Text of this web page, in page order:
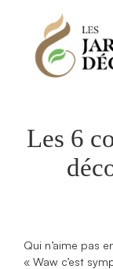
contenu
Les 6
Qui n’aime pas
« Waw c’est